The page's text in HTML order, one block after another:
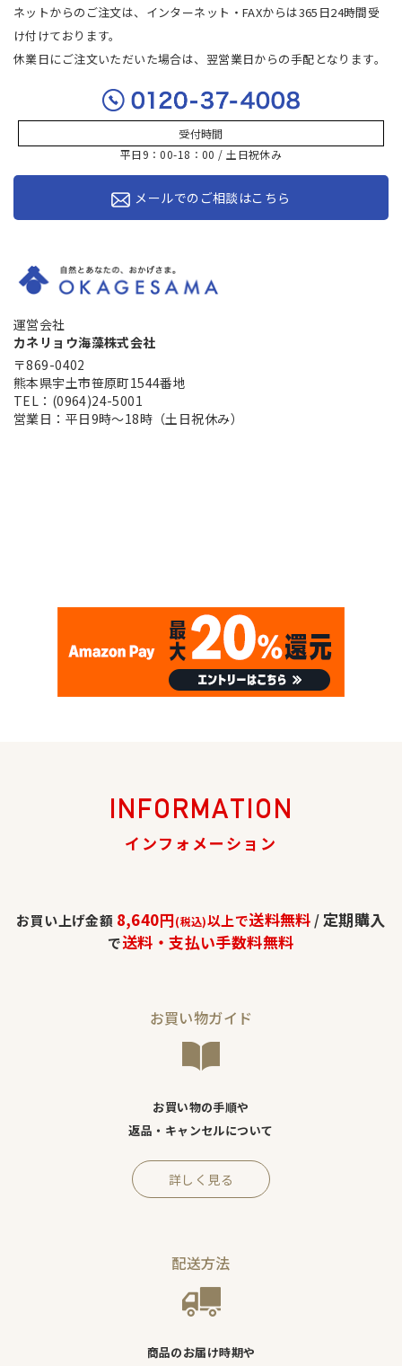
ネットからのご注文は、インターネット・FAXからは365日24時間受
け付けております。
休業日にご注文いただいた場合は、翌営業日からの手配となります。
受付時間
平日9：00-18：00 / 土日祝休み
メールでのご相談はこちら
運営会社
カネリョウ海藻株式会社
〒869-0402
熊本県宇土市笹原町1544番地
TEL：(0964)24-5001
営業日：平日9時～18時（土日祝休み）
INFORMATION
インフォメーション
お買い上げ金額 8,640円(税込)以上で送料無料 /定期購入
で送料・支払い手数料無料
お買い物ガイド
お買い物の手順や
返品・キャンセルについて
詳しく見る
配送方法
商品のお届け時期や